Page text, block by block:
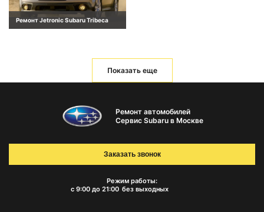
Ремонт Jetronic Subaru Tribeca
Показать еще
Ремонт автомобилей
Сервис Subaru в Москве
Режим работы:
с 9:00 до 21:00 без выходных
Заказать звонок